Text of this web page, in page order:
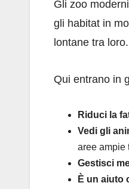
Gli zoo
gli habitat in
lontane tra loro.
Qui entrano in
Riduci la
Vedi gli
aree ampie
Gestisci
È un aiuto